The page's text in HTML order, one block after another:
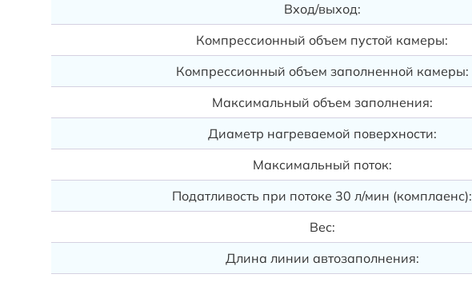
Вход/выход:
Компрессионный объем пустой камеры:
Компрессионный объем заполненной камеры:
Максимальный объем заполнения:
Диаметр нагреваемой поверхности:
Максимальный поток:
Податливость при потоке 30 л/мин (комплаенс):
Вес:
Длина линии автозаполнения: